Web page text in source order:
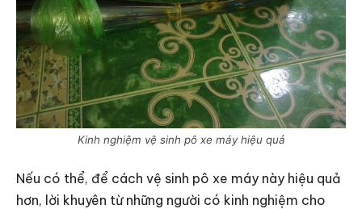
Kinh nghiệm vệ sinh pô xe máy hiệu quả
Nếu có thể, để cách vệ sinh pô xe máy này hiệu quả
hơn, lời khuyên từ những người có kinh nghiệm cho